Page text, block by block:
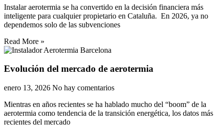
Instalar aerotermia se ha convertido en la decisión financiera más
inteligente para cualquier propietario en Cataluña. En 2026, ya no
dependemos solo de las subvenciones
Read More »
Evolución del mercado de aerotermia
enero 13, 2026 No hay comentarios
Mientras en años recientes se ha hablado mucho del “boom” de la
aerotermia como tendencia de la transición energética, los datos más
recientes del mercado